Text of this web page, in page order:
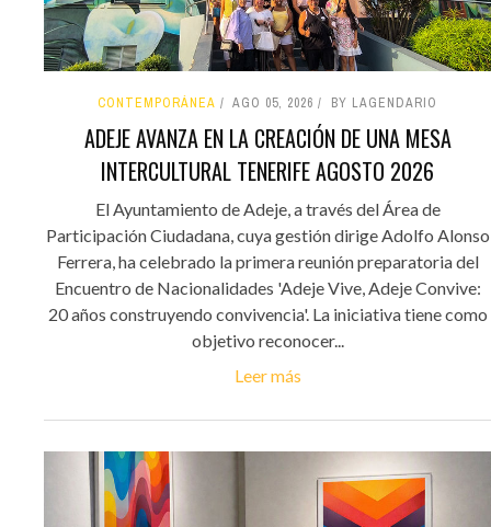
CONTEMPORÁNEA AGO 05, 2026 BY LAGENDARIO
ADEJE AVANZA EN LA CREACIÓN DE UNA MESA
INTERCULTURAL TENERIFE AGOSTO 2026
El Ayuntamiento de Adeje, a través del Área de
Participación Ciudadana, cuya gestión dirige Adolfo Alonso
Ferrera, ha celebrado la primera reunión preparatoria del
Encuentro de Nacionalidades 'Adeje Vive, Adeje Convive:
20 años construyendo convivencia'. La iniciativa tiene como
objetivo reconocer...
Leer más